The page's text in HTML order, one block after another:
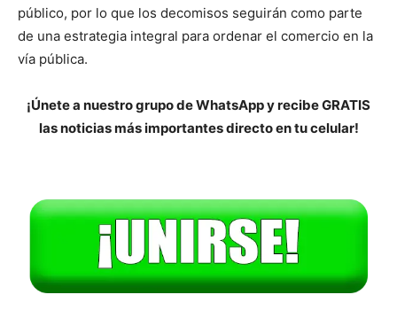
público, por lo que los decomisos seguirán como parte
de una estrategia integral para ordenar el comercio en la
vía pública.
¡Únete a nuestro grupo de WhatsApp y recibe GRATIS
las noticias más importantes directo en tu celular!